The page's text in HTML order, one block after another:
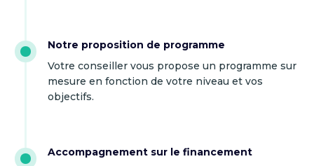
Notre proposition de programme
Votre conseiller vous propose un programme sur
mesure en fonction de votre niveau et vos
objectifs.
Accompagnement sur le financement